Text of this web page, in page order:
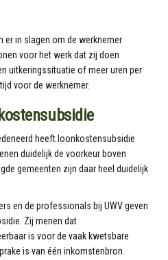
er in slagen om de werknemer
voor het werk dat zij doen
uitkeringssituatie of meer uren per
voor de werknemer.
heeft loonkostensubsidie
duidelijk de voorkeur boven
gemeenten zijn daar heel duidelijk
en de professionals bij UWV geven
Zij menen dat
is voor de vaak kwetsbare
is van één inkomstenbron.